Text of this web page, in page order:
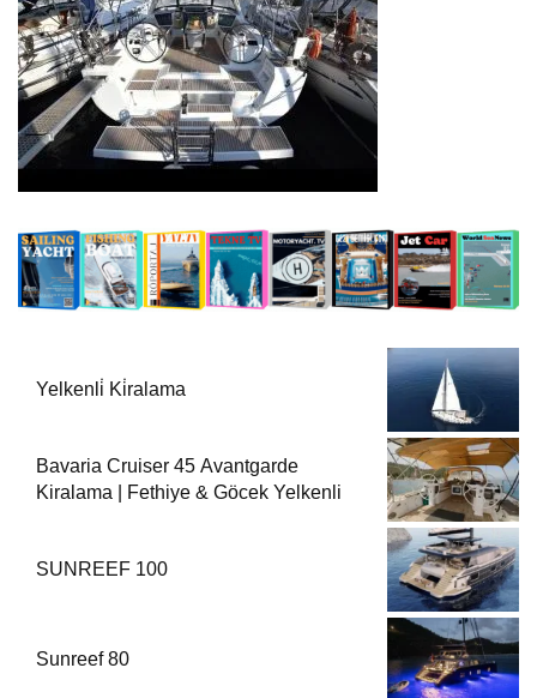
Yelkenli̇ Ki̇ralama
Bavaria Cruiser 45 Avantgarde
Kiralama | Fethiye & Göcek Yelkenli
SUNREEF 100
Sunreef 80